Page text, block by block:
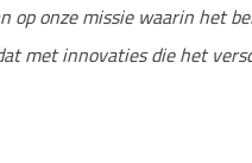
op onze missie waarin het
met innovaties die het